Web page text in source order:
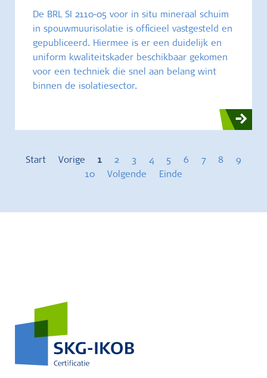
De BRL SI 2110‑05 voor in situ mineraal schuim
in spouwmuurisolatie is officieel vastgesteld en
gepubliceerd. Hiermee is er een duidelijk en
uniform kwaliteitskader beschikbaar gekomen
voor een techniek die snel aan belang wint
binnen de isolatiesector.
Start Vorige 1 2 3 4 5 6 7 8
9
10
Volgende Einde